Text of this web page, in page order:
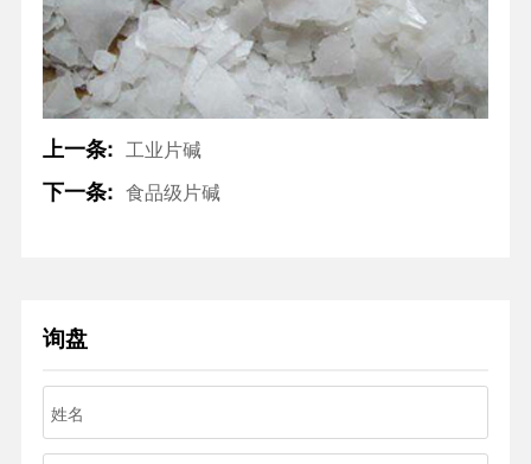
上一条: 工业片碱
下一条: 食品级片碱
询盘